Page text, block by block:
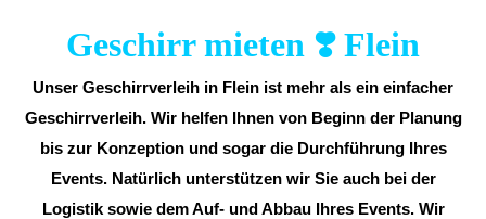
Geschirr mieten ❣️ Flein
Unser Geschirrverleih in Flein ist mehr als ein einfacher
Geschirrverleih. Wir helfen Ihnen von Beginn der Planung
bis zur Konzeption und sogar die Durchführung Ihres
Events. Natürlich unterstützen wir Sie auch bei der
Logistik sowie dem Auf- und Abbau Ihres Events. Wir